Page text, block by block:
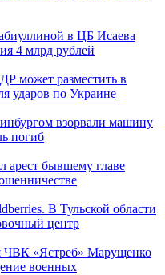
в ЦБ Исаева
4 млрд рублей
может разместить в
ударов по Украине
взорвали машину
погиб
арест бывшему главе
В Тульской области
центр
ЧВК «Ястреб» Марущенко
военных